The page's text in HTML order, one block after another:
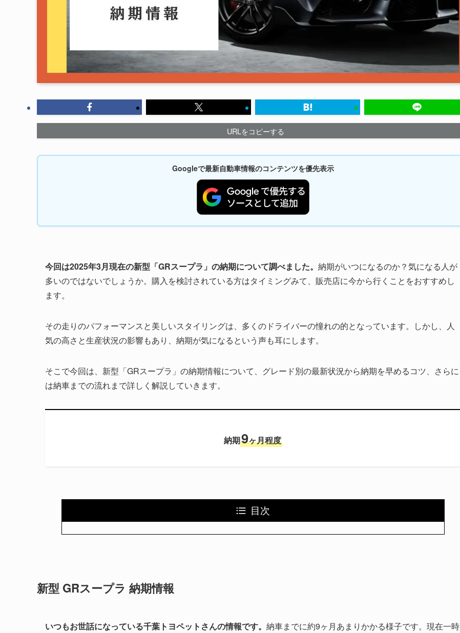
URLをコピーする
Googleで最新自動車情報のコンテンツを優先表示
今回は2025年3月現在の新型「GRスープラ」の納期について調べました。 納期がいつになるのか？気になる人が
多いのではないでしょうか。購入を検討されている方はタイミングみて、販売店に今から行くことをおすすめし
ます。
その走りのパフォーマンスと美しいスタイリングは、多くのドライバーの憧れの的となっています。しかし、人
気の高さと生産状況の影響もあり、納期が気になるという声も耳にします。
そこで今回は、新型「GRスープラ」の納期情報について、グレード別の最新状況から納期を早めるコツ、さらに
は納車までの流れまで詳しく解説していきます。
納期9ヶ月程度
目次
新型 GRスープラ 納期情報
いつもお世話になっている千葉トヨペットさんの情報です。 納車までに約9ヶ月あまりかかる様子です。現在一時